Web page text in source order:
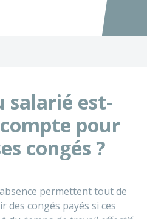
Accéder
salarié est-
pour
congés ?
permettent tout de
des congés payés si ces